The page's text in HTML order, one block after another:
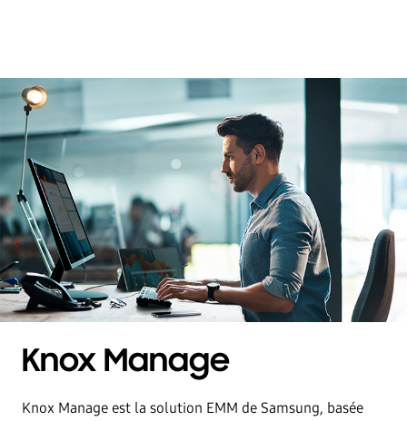
Knox Manage
Knox Manage est la solution EMM de Samsung, basée